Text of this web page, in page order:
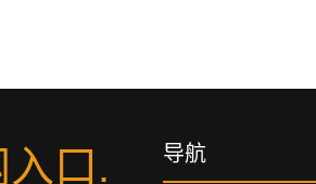
口 . 导航